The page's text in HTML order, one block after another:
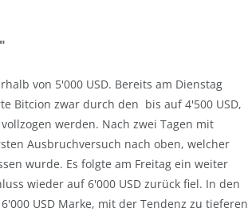
von 5'000 USD. Bereits am Dienstag
Bitcion zwar durch den bis auf 4'500 USD,
werden. Nach zwei Tagen mit
Ausbruchversuch nach oben, welcher
wurde. Es folgte am Freitag ein weiter
wieder auf 6'000 USD zurück fiel. In den
USD Marke, mit der Tendenz zu tieferen